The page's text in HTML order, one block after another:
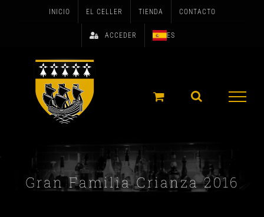
INICIO EL CELLER TIENDA CONTACTO
ACCEDER ES
Gran Familia Crianza 2016